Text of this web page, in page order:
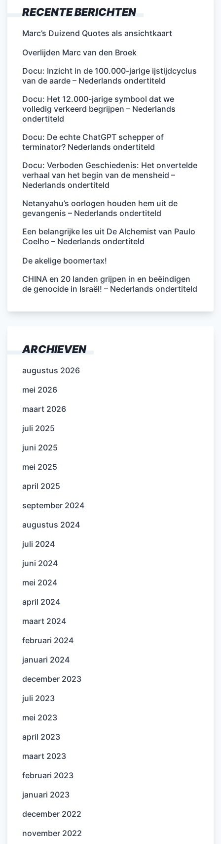
RECENTE BERICHTEN
Marc’s Duizend Quotes als ansichtkaart
Overlijden Marc van den Broek
Docu: Inzicht in de 100.000-jarige ijstijdcyclus
van de aarde – Nederlands ondertiteld
Docu: Het 12.000-jarige symbool dat we
volledig verkeerd begrijpen – Nederlands
ondertiteld
Docu: De echte ChatGPT schepper of
terminator? Nederlands ondertiteld
Docu: Verboden Geschiedenis: Het onvertelde
verhaal van het begin van de mensheid –
Nederlands ondertiteld
Netanyahu’s oorlogen houden hem uit de
gevangenis – Nederlands ondertiteld
Een belangrijke les uit De Alchemist van Paulo
Coelho – Nederlands ondertiteld
De akelige boomertax!
CHINA en 20 landen grijpen in en beëindigen
de genocide in Israël! – Nederlands ondertiteld
ARCHIEVEN
augustus 2026
mei 2026
maart 2026
juli 2025
juni 2025
mei 2025
april 2025
september 2024
augustus 2024
juli 2024
juni 2024
mei 2024
april 2024
maart 2024
februari 2024
januari 2024
december 2023
juli 2023
mei 2023
april 2023
maart 2023
februari 2023
januari 2023
december 2022
november 2022